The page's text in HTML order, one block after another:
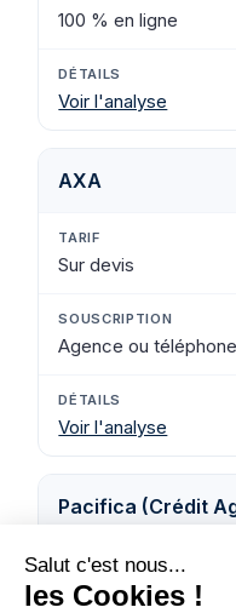
100 % en ligne
Voir l'analyse
AXA
Sur devis
Agence ou téléphone
Voir l'analyse
Pacifica (Crédit
Sur devis
Salut c'est nous...
les Cookies !